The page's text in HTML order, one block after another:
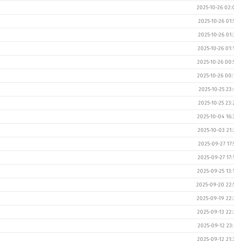
2025-10-26
2025-10-26
2025-10-26
2025-10-26
2025-10-26
2025-10-26
2025-10-25
2025-10-25
2025-10-04
2025-10-03
2025-09-27
2025-09-27
2025-09-25
2025-09-20
2025-09-19
2025-09-13
2025-09-12
2025-09-12